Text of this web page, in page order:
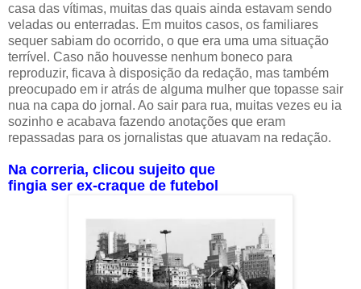
casa das vítimas, muitas das quais ainda estavam sendo
veladas ou enterradas. Em muitos casos, os familiares
sequer sabiam do ocorrido, o que era uma uma situação
terrível. Caso não houvesse nenhum boneco para
reproduzir, ficava à disposição da redação, mas também
preocupado em ir atrás de alguma mulher que topasse sair
nua na capa do jornal. Ao sair para rua, muitas vezes eu ia
sozinho e acabava fazendo anotações que eram
repassadas para os jornalistas que atuavam na redação.
Na correria, clicou sujeito que
fingia ser ex-craque de futebol